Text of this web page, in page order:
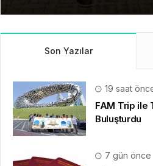
Son Yazılar
19 saat
FAM Trip ile
Buluşturdu
7 gün önce